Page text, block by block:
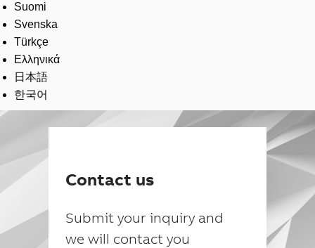
Suomi
Svenska
Türkçe
Ελληνικά
日本語
한국어
Contact us
Submit your inquiry and
we will contact you